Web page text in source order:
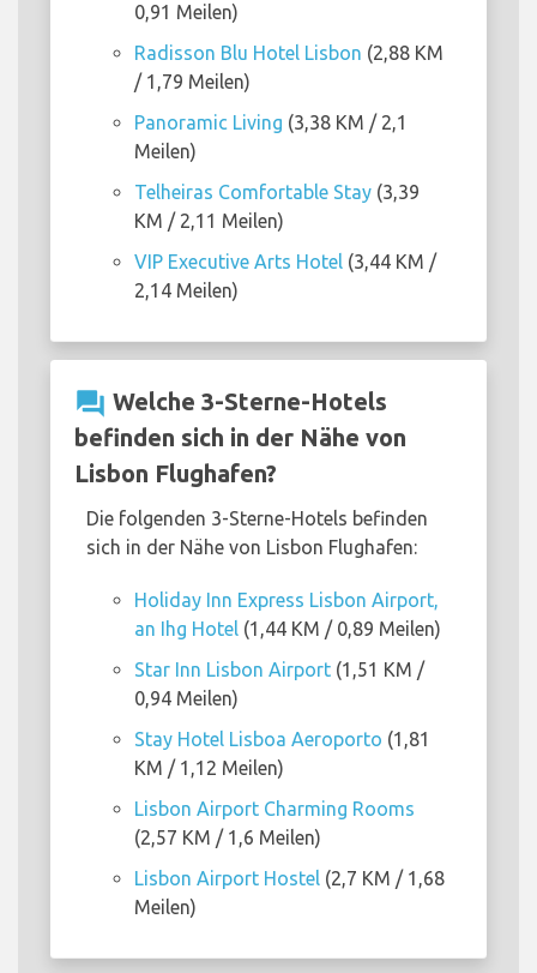
0,91 Meilen)
Radisson Blu Hotel Lisbon (2,88 KM
/ 1,79 Meilen)
Panoramic Living (3,38 KM / 2,1
Meilen)
Telheiras Comfortable Stay (3,39
KM / 2,11 Meilen)
VIP Executive Arts Hotel (3,44 KM /
2,14 Meilen)
question_answer Welche 3-Sterne-Hotels
befinden sich in der Nähe von
Lisbon Flughafen?
Die folgenden 3-Sterne-Hotels befinden
sich in der Nähe von Lisbon Flughafen:
Holiday Inn Express Lisbon Airport,
an Ihg Hotel (1,44 KM / 0,89 Meilen)
Star Inn Lisbon Airport (1,51 KM /
0,94 Meilen)
Stay Hotel Lisboa Aeroporto (1,81
KM / 1,12 Meilen)
Lisbon Airport Charming Rooms
(2,57 KM / 1,6 Meilen)
Lisbon Airport Hostel (2,7 KM / 1,68
Meilen)